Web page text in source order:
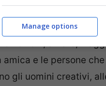
Vivi la vita di
amare,
e le persone
gli uomini creativi,
Manage options